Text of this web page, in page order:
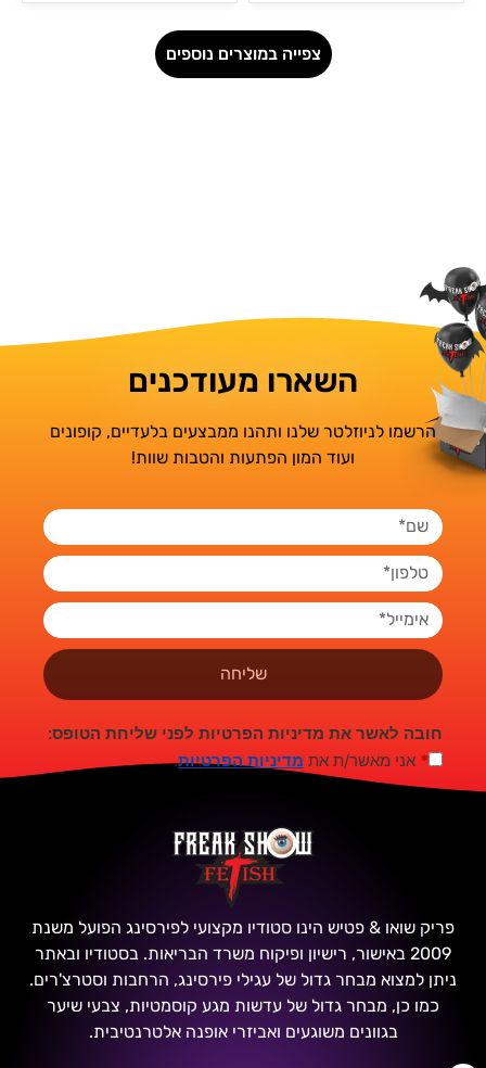
צפייה במוצרים נוספים
השארו מעודכנים
הרשמו לניוזלטר שלנו ותהנו ממבצעים בלעדיים, קופונים
ועוד המון הפתעות והטבות שוות!
שליחה
חובה לאשר את מדיניות הפרטיות לפני שליחת הטופס:
* אני מאשר/ת את מדיניות הפרטיות.
פריק שואו & פטיש הינו סטודיו מקצועי לפירסינג הפועל משנת
2009 באישור, רישיון ופיקוח משרד הבריאות. בסטודיו ובאתר
ניתן למצוא מבחר גדול של עגילי פירסינג, הרחבות וסטרצ'רים.
כמו כן, מבחר גדול של עדשות מגע קוסמטיות, צבעי שיער
בגוונים משוגעים ואביזרי אופנה אלטרנטיבית.